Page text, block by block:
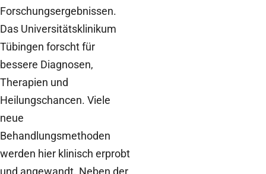
Forschungsergebnissen.
Das Universitätsklinikum
Tübingen forscht für
bessere Diagnosen,
Therapien und
Heilungschancen. Viele
neue
Behandlungsmethoden
werden hier klinisch erprobt
und angewandt. Neben der